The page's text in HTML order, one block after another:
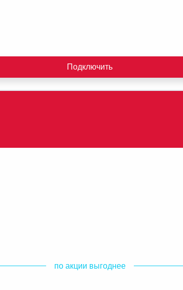
Подключить
по акции выгоднее